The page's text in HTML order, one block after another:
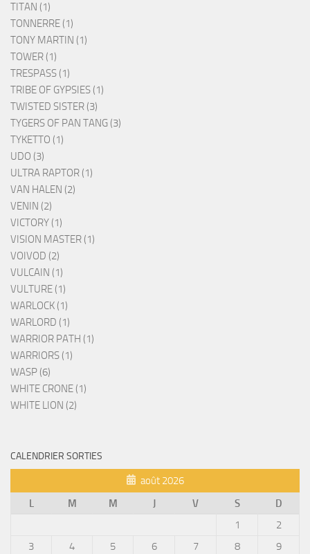
TITAN (1)
TONNERRE (1)
TONY MARTIN (1)
TOWER (1)
TRESPASS (1)
TRIBE OF GYPSIES (1)
TWISTED SISTER (3)
TYGERS OF PAN TANG (3)
TYKETTO (1)
UDO (3)
ULTRA RAPTOR (1)
VAN HALEN (2)
VENIN (2)
VICTORY (1)
VISION MASTER (1)
VOIVOD (2)
VULCAIN (1)
VULTURE (1)
WARLOCK (1)
WARLORD (1)
WARRIOR PATH (1)
WARRIORS (1)
WASP (6)
WHITE CRONE (1)
WHITE LION (2)
CALENDRIER SORTIES
août 2026
L
M M J V S D
1
2
3
4 5 6 7 8
9